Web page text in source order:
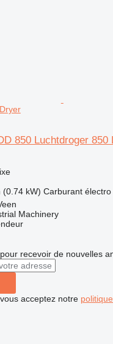
850 Luchtdroger
(0.74 kW) Carburant électro
Machinery
recevoir de nouvelles
acceptez notre